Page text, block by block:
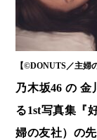
【©️DONUTS／主婦
乃木坂46 の 金
る1st写真集『
婦の友社）の